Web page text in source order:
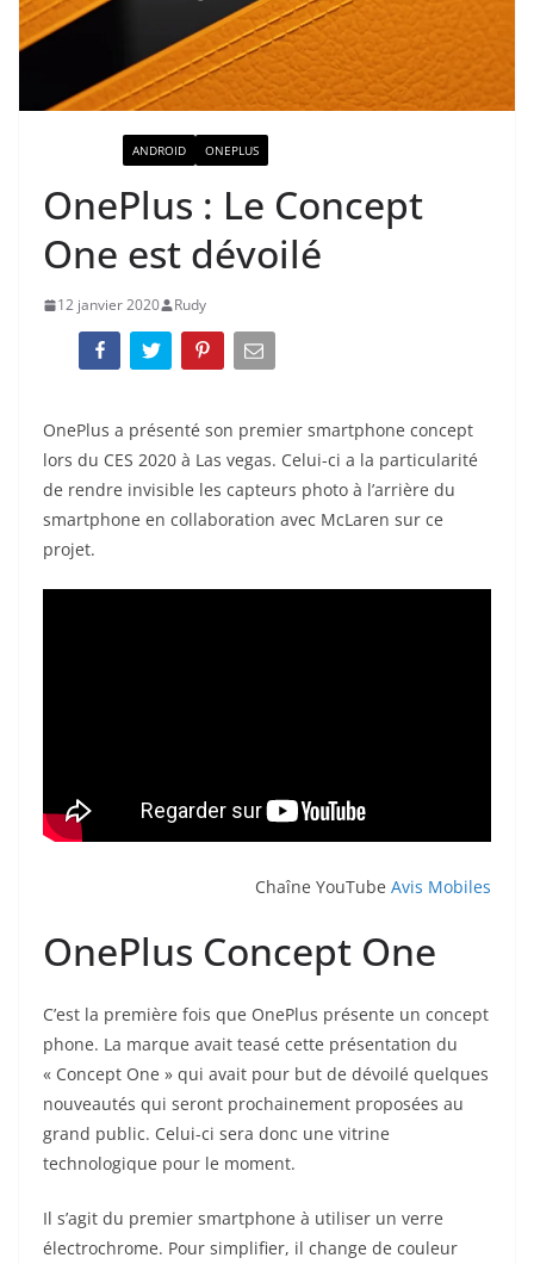
ANDROID ONEPLUS
OnePlus : Le Concept
One est dévoilé
12 janvier 2020 Rudy
OnePlus a présenté son premier smartphone concept
lors du CES 2020 à Las vegas. Celui-ci a la particularité
de rendre invisible les capteurs photo à l’arrière du
smartphone en collaboration avec McLaren sur ce
projet.
Chaîne YouTube Avis Mobiles
OnePlus Concept One
C’est la première fois que OnePlus présente un concept
phone. La marque avait teasé cette présentation du
« Concept One » qui avait pour but de dévoilé quelques
nouveautés qui seront prochainement proposées au
grand public. Celui-ci sera donc une vitrine
technologique pour le moment.
Il s’agit du premier smartphone à utiliser un verre
électrochrome. Pour simplifier, il change de couleur